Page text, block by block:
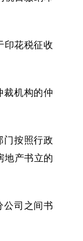
印花税征收
裁机构的仲
门按照行政
地产书立的
公司之间书